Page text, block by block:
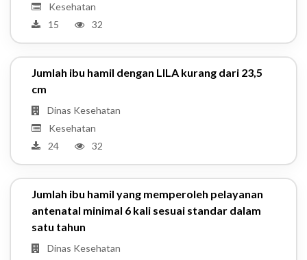
Kesehatan
15
32
Jumlah ibu hamil dengan LILA kurang dari 23,5
cm
Dinas Kesehatan
Kesehatan
24
32
Jumlah ibu hamil yang memperoleh pelayanan
antenatal minimal 6 kali sesuai standar dalam
satu tahun
Dinas Kesehatan